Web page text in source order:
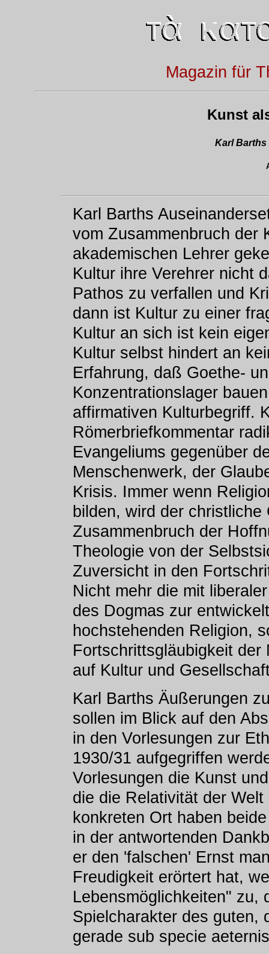
Magazin für
Kunst
Karl
Karl Barths
vom Zusammenbruch der
akademischen Lehrer
Kultur ihre Verehrer nicht
Pathos zu verfallen und
dann ist Kultur zu einer
Kultur an sich ist kein
Kultur selbst hindert an
Erfahrung, daß Goethe-
Konzentrationslager
affirmativen Kulturbegriff.
Römerbriefkommentar
Evangeliums gegenüber
Menschenwerk, der
Krisis. Immer wenn
bilden, wird der
Zusammenbruch der
Theologie von der
Zuversicht in den
Nicht mehr die mit
des Dogmas zur
hochstehenden Religion,
Fortschrittsgläubigkeit
auf Kultur und
Karl Barths Äußerungen
sollen im Blick auf den
in den Vorlesungen zur
1930/31 aufgegriffen
Vorlesungen die Kunst
die die Relativität der
konkreten Ort haben
in der antwortenden
er den 'falschen' Ernst
Freudigkeit erörtert hat,
Lebensmöglichkeiten" zu,
Spielcharakter des guten,
gerade sub specie